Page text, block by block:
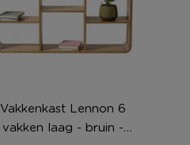
Vakkenkast Lennon 6
vakken laag - bruin -